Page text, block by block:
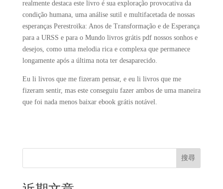
realmente destaca este livro é sua exploração provocativa da
condição humana, uma análise sutil e multifacetada de nossas
esperanças Perestroïka: Anos de Transformação e de Esperança
para a URSS e para o Mundo livros grátis pdf nossos sonhos e
desejos, como uma melodia rica e complexa que permanece
longamente após a última nota ter desaparecido.
Eu li livros que me fizeram pensar, e eu li livros que me
fizeram sentir, mas este conseguiu fazer ambos de uma maneira
que foi nada menos baixar ebook grátis notável.
搜尋